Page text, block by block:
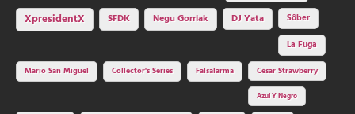
XpresidentX SFDK Negu Gorriak DJ Yata
Sôber
La Fuga
Mario San Miguel
Collector's Series Falsalarma César Strawberry
Azul Y Negro